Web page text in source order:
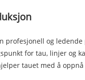
profesjonell og
for tau, linjer og
tauet med å